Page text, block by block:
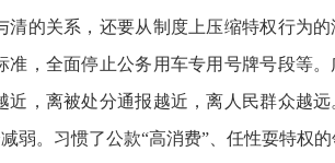
的关系，还要从制度上压缩特权行为的
，全面停止公务用车专用号牌号段等。
，离被处分通报越近，离人民群众越远
弱。习惯了公款“高消费”、任性耍特权